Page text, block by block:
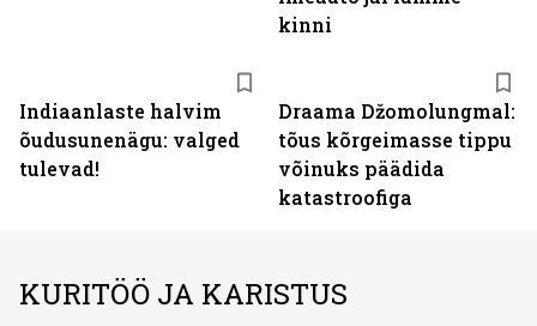
kinni
Indiaanlaste halvim
õudusunenägu: valged
tulevad!
Draama Džomolungmal:
tõus kõrgeimasse tippu
võinuks päädida
katastroofiga
KURITÖÖ JA KARISTUS